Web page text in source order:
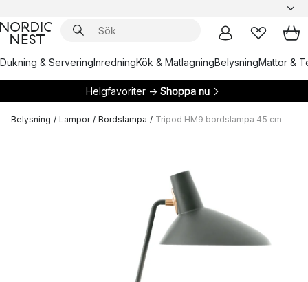
Dukning & ServeringInredningKök & MatlagningBelysningMattor &
Helgfavoriter → Shoppa nu
Belysning / Lampor / Bordslampa / Tripod HM9 bordslampa 45 cm